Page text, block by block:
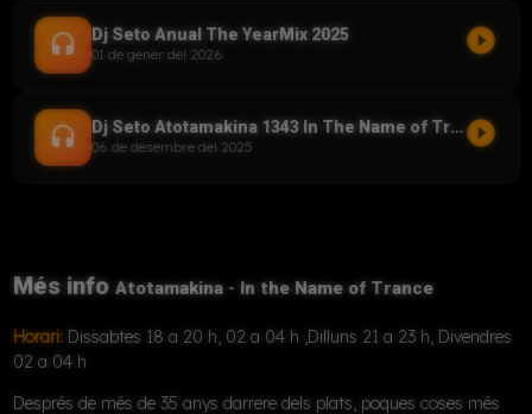
headset Dj Seto Anual The YearMix 2025
01 de gener del 2026 play_circle_filled
headset Dj Seto Atotamakina 1343 In The Name of Trance 06122025
06 de desembre del 2025 play_circle_filled
Més info Atotamakina - In the Name of Trance
Horari: Dissabtes 18 a 20 h, 02 a 04 h ,Dilluns 21 a 23 h, Divendres
02 a 04 h
Després de més de 35 anys darrere dels plats, poques coses més